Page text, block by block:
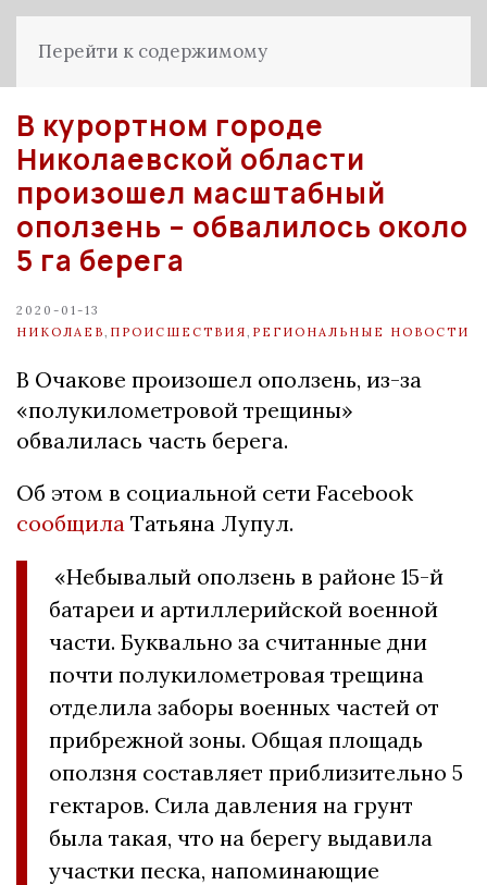
Перейти к содержимому
В курортном городе
Николаевской области
произошел масштабный
оползень – обвалилось около
5 га берега
2020-01-13
НИКОЛАЕВ ПРОИСШЕСТВИЯ РЕГИОНАЛЬНЫЕ НОВОСТИ
В Очакове произошел оползень, из-за
«полукилометровой трещины»
обвалилась часть берега.
Об этом в социальной сети Facebook
сообщила Татьяна Лупул.
«Небывалый оползень в районе 15-й
батареи и артиллерийской военной
части. Буквально за считанные дни
почти полукилометровая трещина
отделила заборы военных частей от
прибрежной зоны. Общая площадь
оползня составляет приблизительно 5
гектаров. Сила давления на грунт
была такая, что на берегу выдавила
участки песка, напоминающие